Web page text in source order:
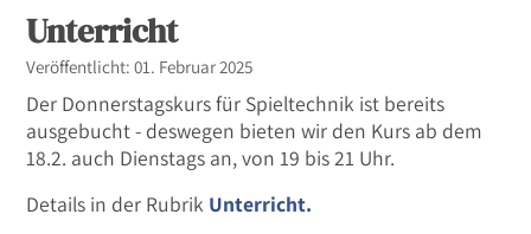
Unterricht
Details
Veröffentlicht: 01. Februar 2025
Der Donnerstagskurs für Spieltechnik ist bereits
ausgebucht - deswegen bieten wir den Kurs ab dem
18.2. auch Dienstags an, von 19 bis 21 Uhr.
Details in der Rubrik Unterricht.